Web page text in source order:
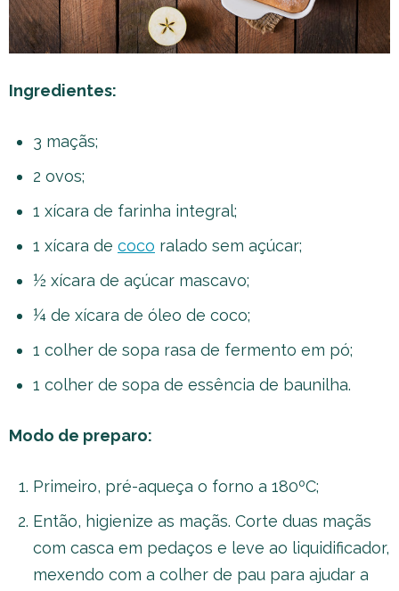
Ingredientes:
3 maçãs;
2 ovos;
1 xícara de farinha integral;
1 xícara de coco ralado sem açúcar;
½ xícara de açúcar mascavo;
¼ de xícara de óleo de coco;
1 colher de sopa rasa de fermento em pó;
1 colher de sopa de essência de baunilha.
Modo de preparo:
Primeiro, pré-aqueça o forno a 180ºC;
Então, higienize as maçãs. Corte duas maçãs
com casca em pedaços e leve ao liquidificador,
mexendo com a colher de pau para ajudar a